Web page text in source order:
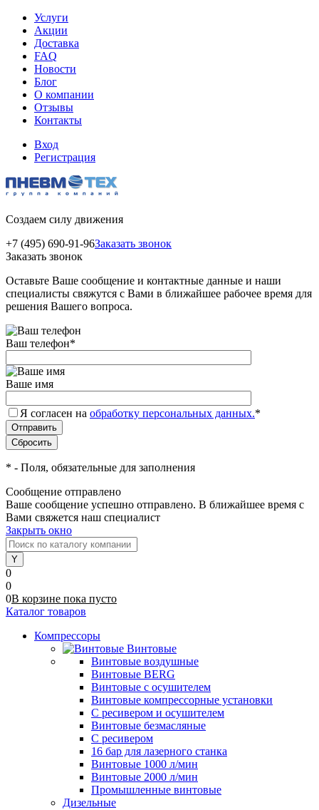
Услуги
Акции
Доставка
FAQ
Новости
Блог
О компании
Отзывы
Контакты
Вход
Регистрация
Создаем силу движения
+7 (495) 690-91-96Заказать звонок
Заказать звонок
Оставьте Ваше сообщение и контактные данные и наши
специалисты свяжутся с Вами в ближайшее рабочее время для
решения Вашего вопроса.
Ваш телефон*
Ваше имя
Я согласен на обработку персональных данных.*
* - Поля, обязательные для заполнения
Сообщение отправлено
Ваше сообщение успешно отправлено. В ближайшее время с
Вами свяжется наш специалист
Закрыть окно
0
0
0В корзине пока пусто
Каталог товаров
Компрессоры
Винтовые
Винтовые воздушные
Винтовые BERG
Винтовые с осушителем
Винтовые компрессорные установки
C ресивером и осушителем
Винтовые безмасляные
C ресивером
16 бар для лазерного станка
Винтовые 1000 л/мин
Винтовые 2000 л/мин
Промышленные винтовые
Дизельные